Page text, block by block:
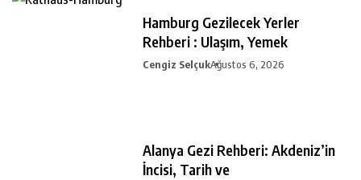
Hamburg Gezilecek Yerler
Rehberi : Ulaşım, Yemek
Cengiz SelçukAğustos 6, 2026
Alanya Gezi Rehberi: Akdeniz’in
İncisi, Tarih ve